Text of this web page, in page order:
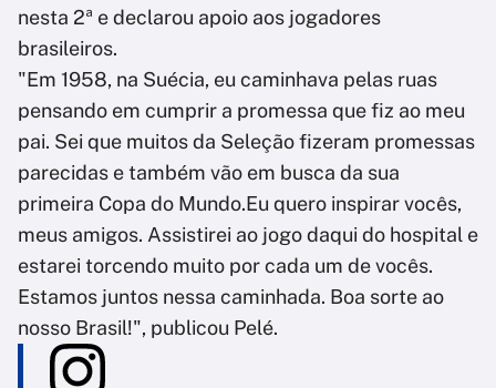
nesta 2ª e declarou apoio aos jogadores
brasileiros.
"Em 1958, na Suécia, eu caminhava pelas ruas
pensando em cumprir a promessa que fiz ao meu
pai. Sei que muitos da Seleção fizeram promessas
parecidas e também vão em busca da sua
primeira Copa do Mundo.Eu quero inspirar vocês,
meus amigos. Assistirei ao jogo daqui do hospital e
estarei torcendo muito por cada um de vocês.
Estamos juntos nessa caminhada. Boa sorte ao
nosso Brasil!", publicou Pelé.